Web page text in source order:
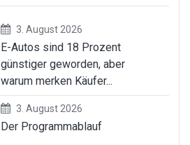
3. August 2026
E-Autos sind 18 Prozent
günstiger geworden, aber
warum merken Käufer...
3. August 2026
Der Programmablauf